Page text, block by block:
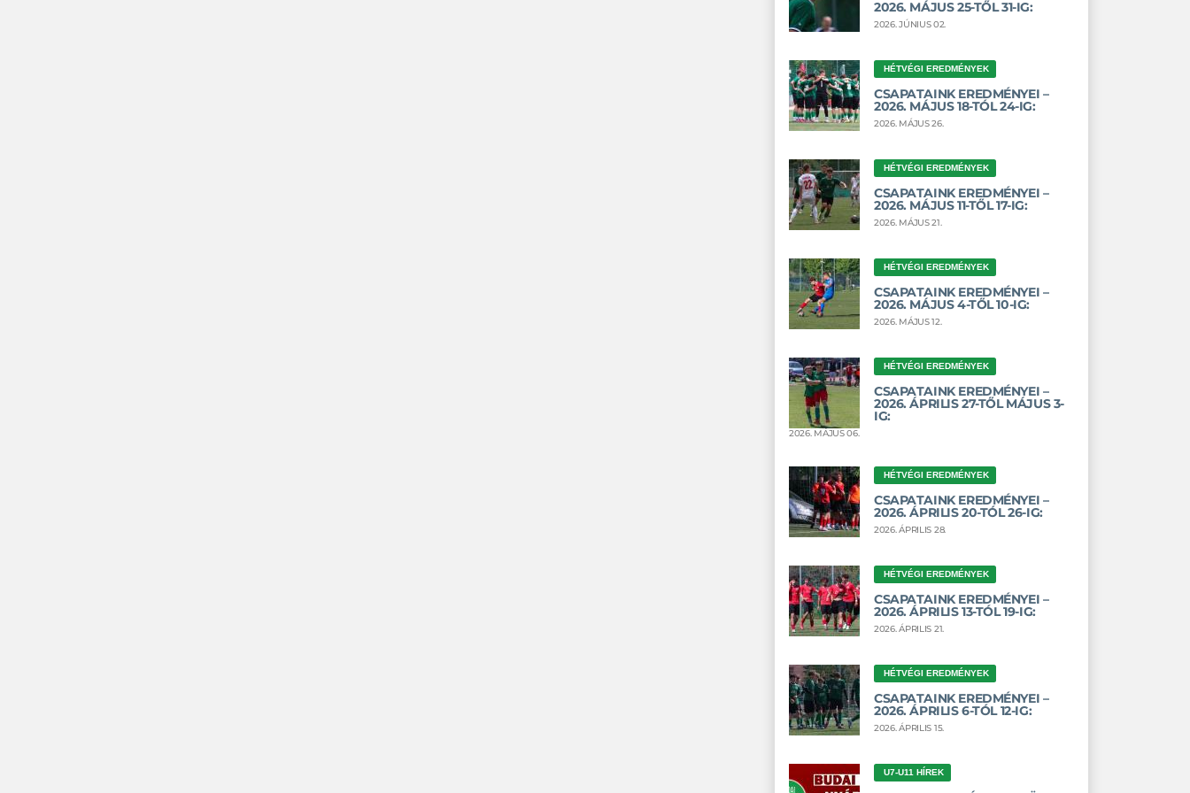
2026. MÁJUS 25-TŐL 31-IG:
2026. JÚNIUS 02.
HÉTVÉGI EREDMÉNYEK
CSAPATAINK EREDMÉNYEI –
2026. MÁJUS 18-TÓL 24-IG:
2026. MÁJUS 26.
HÉTVÉGI EREDMÉNYEK
CSAPATAINK EREDMÉNYEI –
2026. MÁJUS 11-TŐL 17-IG:
2026. MÁJUS 21.
HÉTVÉGI EREDMÉNYEK
CSAPATAINK EREDMÉNYEI –
2026. MÁJUS 4-TŐL 10-IG:
2026. MÁJUS 12.
HÉTVÉGI EREDMÉNYEK
CSAPATAINK EREDMÉNYEI –
2026. ÁPRILIS 27-TŐL MÁJUS 3-
IG:
2026. MÁJUS 06.
HÉTVÉGI EREDMÉNYEK
CSAPATAINK EREDMÉNYEI –
2026. ÁPRILIS 20-TÓL 26-IG:
2026. ÁPRILIS 28.
HÉTVÉGI EREDMÉNYEK
CSAPATAINK EREDMÉNYEI –
2026. ÁPRILIS 13-TÓL 19-IG:
2026. ÁPRILIS 21.
HÉTVÉGI EREDMÉNYEK
CSAPATAINK EREDMÉNYEI –
2026. ÁPRILIS 6-TÓL 12-IG:
2026. ÁPRILIS 15.
U7-U11 HÍREK